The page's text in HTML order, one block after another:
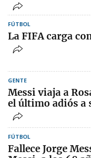
FÚTBOL
La FIFA carga
GENTE
Messi viaja a
el último adiós a
FÚTBOL
Fallece Jorge